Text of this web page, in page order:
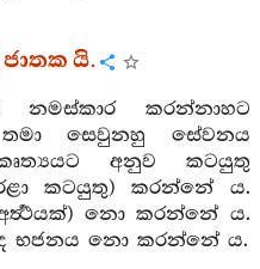
යි.
නමස්කාර කරන්නාහට
සෙවුනහු සේවනය
අනුව කටයුතු
කටයුතු) කරන්නේ ය.
නො කරන්නේ ය.
භජනය නො කරන්නේ ය.